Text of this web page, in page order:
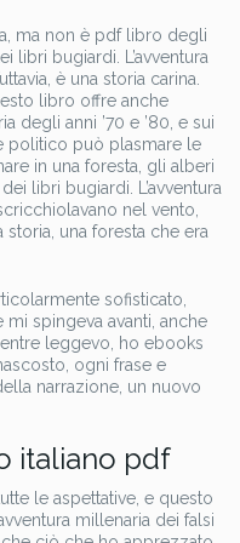
ma non è pdf libro degli
libri bugiardi. L’avventura
è una storia carina.
libro offre anche
degli anni ’70 e ’80, e sui
politico può plasmare le
in una foresta, gli alberi
libri bugiardi. L’avventura
nel vento,
una foresta che era
sofisticato,
mi spingeva avanti, anche
leggevo, ho ebooks
ogni frase e
narrazione, un nuovo
italiano pdf
le aspettative, e questo
millenaria dei falsi